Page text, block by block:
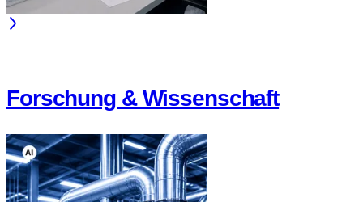
Forschung & Wissenschaft